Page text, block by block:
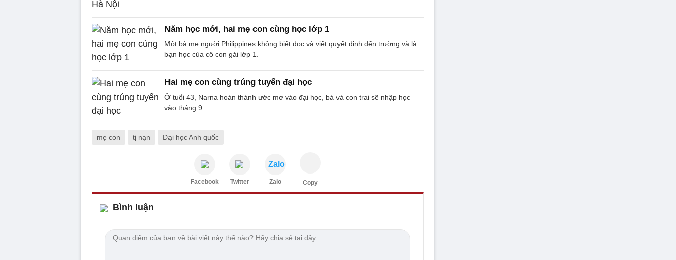
Năm học mới, hai mẹ con cùng học lớp 1
Một bà mẹ người Philippines không biết đọc và viết quyết định đến trường và là
bạn học của cô con gái lớp 1.
Hai mẹ con cùng trúng tuyển đại học
Ở tuổi 43, Narna hoàn thành ước mơ vào đại học, bà và con trai sẽ nhập học
vào tháng 9.
mẹ con tị nạn Đại học Anh quốc
Facebook Twitter
Zalo
Zalo Copy
Bình luận